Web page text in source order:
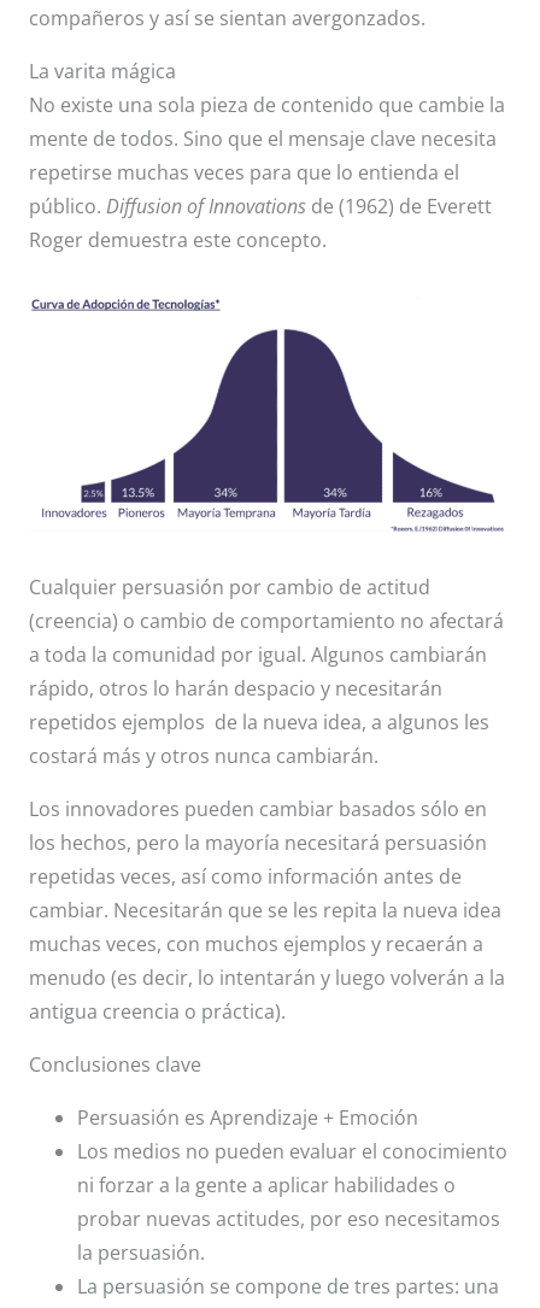
compañeros y así se sientan avergonzados.
La varita mágica
No existe una sola pieza de contenido que cambie la
mente de todos. Sino que el mensaje clave necesita
repetirse muchas veces para que lo entienda el
público. Diffusion of Innovations de (1962) de Everett
Roger demuestra este concepto.
Cualquier persuasión por cambio de actitud
(creencia) o cambio de comportamiento no afectará
a toda la comunidad por igual. Algunos cambiarán
rápido, otros lo harán despacio y necesitarán
repetidos ejemplos de la nueva idea, a algunos les
costará más y otros nunca cambiarán.
Los innovadores pueden cambiar basados sólo en
los hechos, pero la mayoría necesitará persuasión
repetidas veces, así como información antes de
cambiar. Necesitarán que se les repita la nueva idea
muchas veces, con muchos ejemplos y recaerán a
menudo (es decir, lo intentarán y luego volverán a la
antigua creencia o práctica).
Conclusiones clave
Persuasión es Aprendizaje + Emoción
Los medios no pueden evaluar el conocimiento
ni forzar a la gente a aplicar habilidades o
probar nuevas actitudes, por eso necesitamos
la persuasión.
La persuasión se compone de tres partes: una